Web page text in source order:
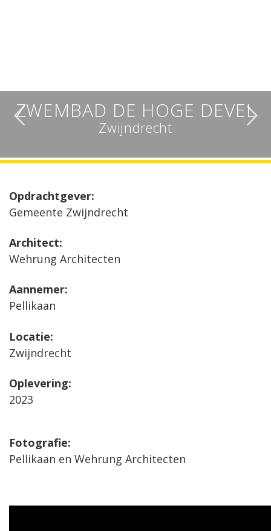
ZWEMBAD DE HOGE DEVEL
Zwijndrecht
Opdrachtgever:
Gemeente Zwijndrecht
Architect:
Wehrung Architecten
Aannemer:
Pellikaan
Locatie:
Zwijndrecht
Oplevering:
2023
Fotografie:
Pellikaan en Wehrung Architecten